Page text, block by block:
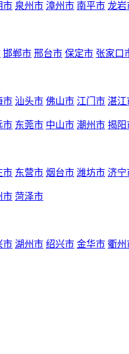
市 泉州市 漳州市 南平市 龙岩
邯郸市 邢台市 保定市 张家口
市 汕头市 佛山市 江门市 湛江
市 东莞市 中山市 潮州市 揭阳
市 东营市 烟台市 潍坊市 济宁
市 菏泽市
市 湖州市 绍兴市 金华市 衢州